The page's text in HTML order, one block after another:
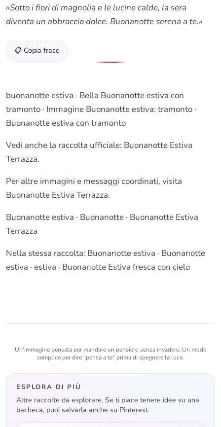
«Sotto i fiori di magnolia e le lucine calde, la sera
diventa un abbraccio dolce. Buonanotte serena a te.»
📋 Copia frase
buonanotte estiva · Bella Buonanotte estiva con
tramonto · Immagine Buonanotte estiva: tramonto ·
Buonanotteestiva con tramonto
Vedi anche la raccolta ufficiale: Buonanotte Estiva
Terrazza.
Per altre immagini e messaggi coordinati, visita
Buonanotte Estiva Terrazza.
Buonanotte estiva · Buonanotte · Buonanotte Estiva
Terrazza
Nella stessa raccolta: Buonanotte estiva · Buonanotte
estiva · estiva · Buonanotte Estiva fresca con cielo
Un'immagine pensata per mandare un pensiero senza invadere. Un modo
semplice per dire "pensa a te" prima di spegnere la luce.
ESPLORA DI PIÙ
Altre raccolte da esplorare. Se ti piace tenere idee su una
bacheca, puoi salvarla anche su Pinterest.